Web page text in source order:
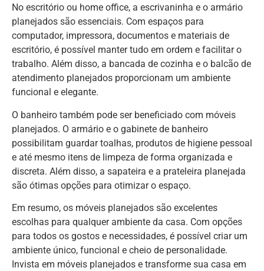
No escritório ou home office, a escrivaninha e o armário
planejados são essenciais. Com espaços para
computador, impressora, documentos e materiais de
escritório, é possível manter tudo em ordem e facilitar o
trabalho. Além disso, a bancada de cozinha e o balcão de
atendimento planejados proporcionam um ambiente
funcional e elegante.
O banheiro também pode ser beneficiado com móveis
planejados. O armário e o gabinete de banheiro
possibilitam guardar toalhas, produtos de higiene pessoal
e até mesmo itens de limpeza de forma organizada e
discreta. Além disso, a sapateira e a prateleira planejada
são ótimas opções para otimizar o espaço.
Em resumo, os móveis planejados são excelentes
escolhas para qualquer ambiente da casa. Com opções
para todos os gostos e necessidades, é possível criar um
ambiente único, funcional e cheio de personalidade.
Invista em móveis planejados e transforme sua casa em